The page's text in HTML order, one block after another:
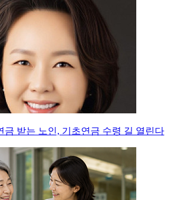
금 받는 노인, 기초연금 수령 길 열린다